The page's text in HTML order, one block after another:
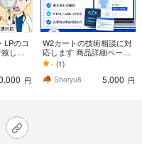
LPのコ
しま
ムペ
ださ
円
W2カートの技術相談に対
応します 商品詳細ページ
やデザイン組み込みのお
悩みを技術的に解決しま
す
- (1)
Shoryu8
5,000 円